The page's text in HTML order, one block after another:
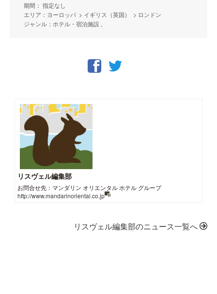
期間： 指定なし
エリア：ヨーロッパ > イギリス（英国） > ロンドン
ジャンル：ホテル・宿泊施設 ,
リスヴェル編集部
お問合せ先：マンダリン オリエンタル ホテル グループ
http://www.mandarinoriental.co.jp
リスヴェル編集部のニュース一覧へ